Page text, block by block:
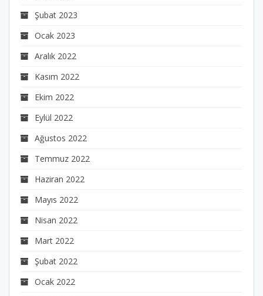
Şubat 2023
Ocak 2023
Aralık 2022
Kasım 2022
Ekim 2022
Eylül 2022
Ağustos 2022
Temmuz 2022
Haziran 2022
Mayıs 2022
Nisan 2022
Mart 2022
Şubat 2022
Ocak 2022